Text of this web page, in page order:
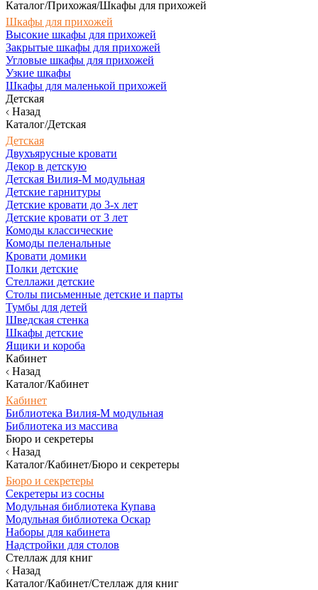
Каталог/Прихожая/Шкафы для прихожей
Шкафы для прихожей
Высокие шкафы для прихожей
Закрытые шкафы для прихожей
Угловые шкафы для прихожей
Узкие шкафы
Шкафы для маленькой прихожей
Детская
Назад
Каталог/Детская
Детская
Двухъярусные кровати
Декор в детскую
Детская Вилия-М модульная
Детские гарнитуры
Детские кровати до 3-х лет
Детские кровати от 3 лет
Комоды классические
Комоды пеленальные
Кровати домики
Полки детские
Стеллажи детские
Столы письменные детские и парты
Тумбы для детей
Шведская стенка
Шкафы детские
Ящики и короба
Кабинет
Назад
Каталог/Кабинет
Кабинет
Библиотека Вилия-М модульная
Библиотека из массива
Бюро и секретеры
Назад
Каталог/Кабинет/Бюро и секретеры
Бюро и секретеры
Секретеры из сосны
Модульная библиотека Купава
Модульная библиотека Оскар
Наборы для кабинета
Надстройки для столов
Стеллаж для книг
Назад
Каталог/Кабинет/Стеллаж для книг